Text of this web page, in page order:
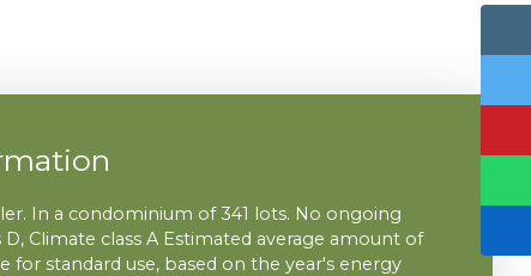
In a condominium of 341 lots. No ongoing
Climate class A Estimated average amount of
for standard use, based on the year's energy